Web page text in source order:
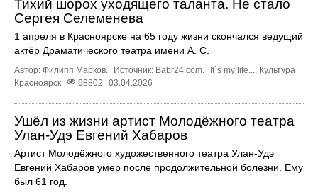
Тихий шорох уходящего таланта. Не стало
Сергея Селеменева
1 апреля в Красноярске на 65 году жизни скончался ведущий
актёр Драматического театра имени А. С.
Автор: Филипп Марков. Источник: Babr24.com. It`s my life..., Культура
Красноярск
68802 03.04.2026
Ушёл из жизни артист Молодёжного театра
Улан-Удэ Евгений Хабаров
Артист Молодёжного художественного театра Улан-Удэ
Евгений Хабаров умер после продолжительной болезни. Ему
был 61 год.